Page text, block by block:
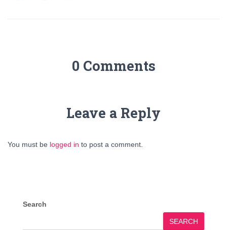
0 Comments
Leave a Reply
You must be logged in to post a comment.
Search
SEARCH